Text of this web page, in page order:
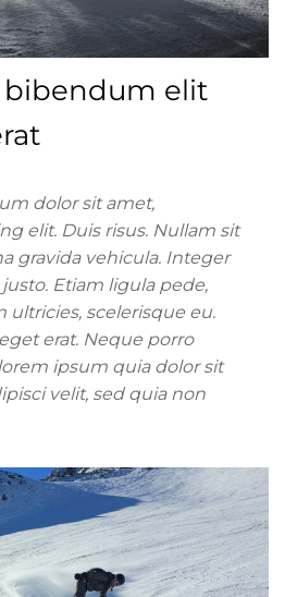
bibendum elit
dolor sit amet,
elit. Duis risus. Nullam sit
gravida vehicula. Integer
Etiam ligula pede,
ultricies, scelerisque eu.
erat. Neque porro
ipsum quia dolor sit
velit, sed quia non